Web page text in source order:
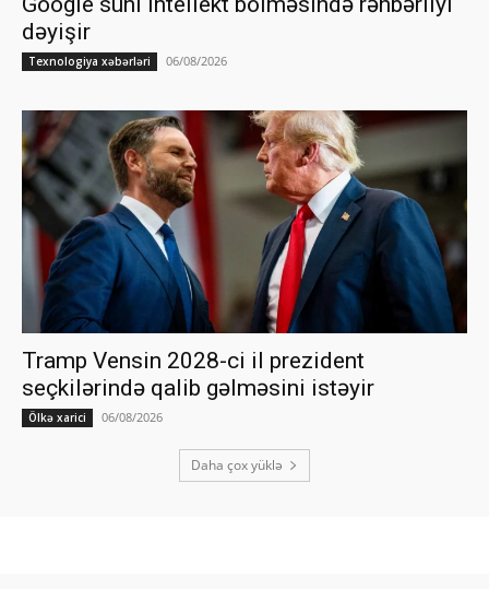
dəyişir
Texnologiya xəbərləri 06/08/2026
Tramp Vensin 2028-ci il prezident
seçkilərində qalib gəlməsini istəyir
Ölkə xarici 06/08/2026
Daha çox yüklə